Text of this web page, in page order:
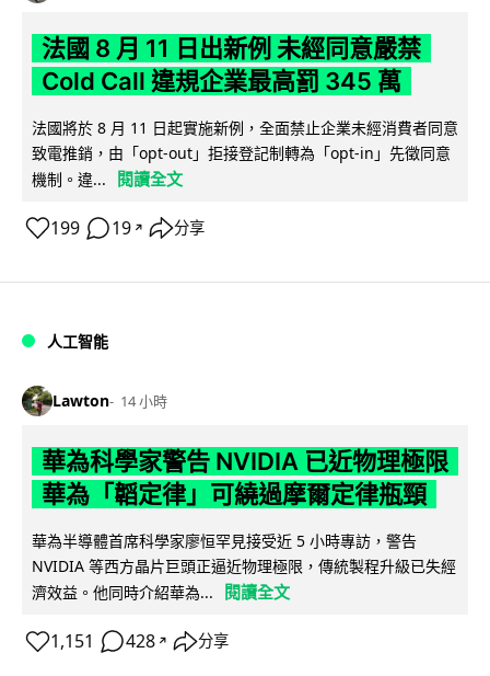
法國 8 月 11 日出新例 未經同意嚴禁
Cold Call 違規企業最高罰 345 萬
法國將於 8 月 11 日起實施新例，全面禁止企業未經消費者同意
致電推銷，由「opt-out」拒接登記制轉為「opt-in」先徵同意
機制。違...
閱讀全文
199 19 ↗ 分享
人工智能
Lawton 14 小時
華為科學家警告 NVIDIA 已近物理極限
華為「韜定律」可繞過摩爾定律瓶頸
華為半導體首席科學家廖恒罕見接受近 5 小時專訪，警告
NVIDIA 等西方晶片巨頭正逼近物理極限，傳統製程升級已失經
濟效益。他同時介紹華為...
閱讀全文
1,151 428 ↗ 分享